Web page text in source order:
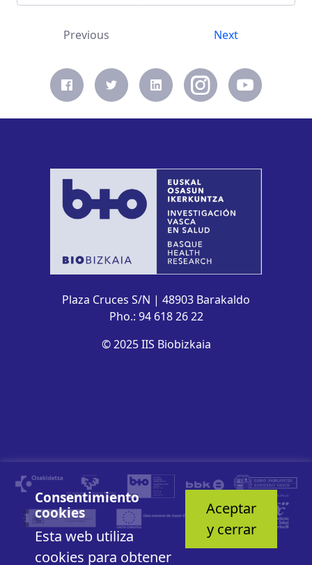
Previous Next
Plaza Cruces S/N | 48903 Barakaldo
Pho.: 94 618 26 22
© 2025 IIS Biobizkaia
Consentimiento
cookies
Esta web utiliza
cookies para obtener
Aceptar
y cerrar